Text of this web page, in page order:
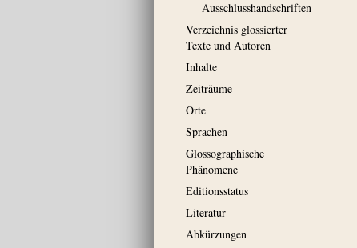
Ausschluss­handschriften
Verzeichnis glossierter
Texte und Autoren
Inhalte
Zeiträume
Orte
Sprachen
Glossographische
Phänomene
Editionsstatus
Literatur
Abkürzungen